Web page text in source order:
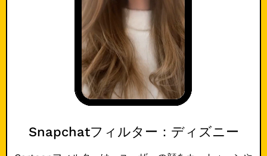
Snapchatフィルター：ディズニー